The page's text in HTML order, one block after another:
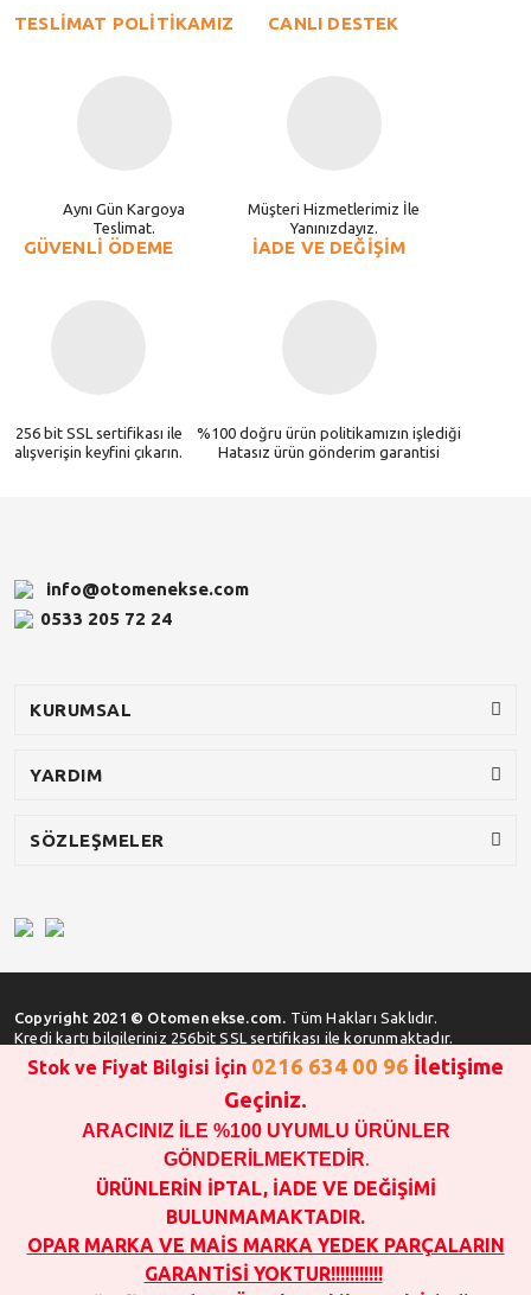
TESLİMAT POLİTİKAMIZ
Aynı Gün Kargoya
Teslimat.
CANLI DESTEK
Müşteri Hizmetlerimiz İle
Yanınızdayız.
GÜVENLİ ÖDEME
256 bit SSL sertifikası ile
alışverişin keyfini çıkarın.
İADE VE DEĞİŞİM
%100 doğru ürün politikamızın işlediği
Hatasız ürün gönderim garantisi
info@otomenekse.com
0533 205 72 24
KURUMSAL
YARDIM
SÖZLEŞMELER
Copyright 2021 © Otomenekse.com. Tüm Hakları Saklıdır.
Kredi kartı bilgileriniz 256bit SSL sertifikası ile korunmaktadır.
SATIN ALMA İŞLEMİ YAPMADAN ÖNCE
STOK VE FİYAT BİLGİSİ ALINIZ !!!
1000 TL VE ÜSTÜ SİPARİŞ VERİLEBİLİR!!!
OPAR MARKA VE MAİS MARKA YEDEK PARÇALARIN
GARANTİSİ YOKTUR!!!!!!!!!!!
SATIN ALINAN ÜRÜNLERİN İPTAL, İADE VE DEĞİŞİMİ YOKTUR.
FOTOĞRAFLAR SADECE ÖRNEK TEŞKİL ETMEK İÇİNDİR.
Stok ve Fiyat Bilgisi İçin 0216 634 00 96 İletişime
Geçiniz.
ARACINIZ İLE %100 UYUMLU ÜRÜNLER
GÖNDERİLMEKTEDİR.
ÜRÜNLERİN İPTAL, İADE VE DEĞİŞİMİ
BULUNMAMAKTADIR.
OPAR MARKA VE MAİS MARKA YEDEK PARÇALARIN
GARANTİSİ YOKTUR!!!!!!!!!!!